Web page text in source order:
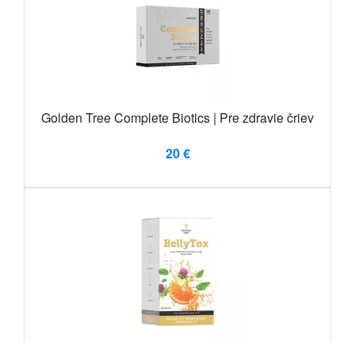
Golden Tree Complete Biotics | Pre zdravie čriev
20 €